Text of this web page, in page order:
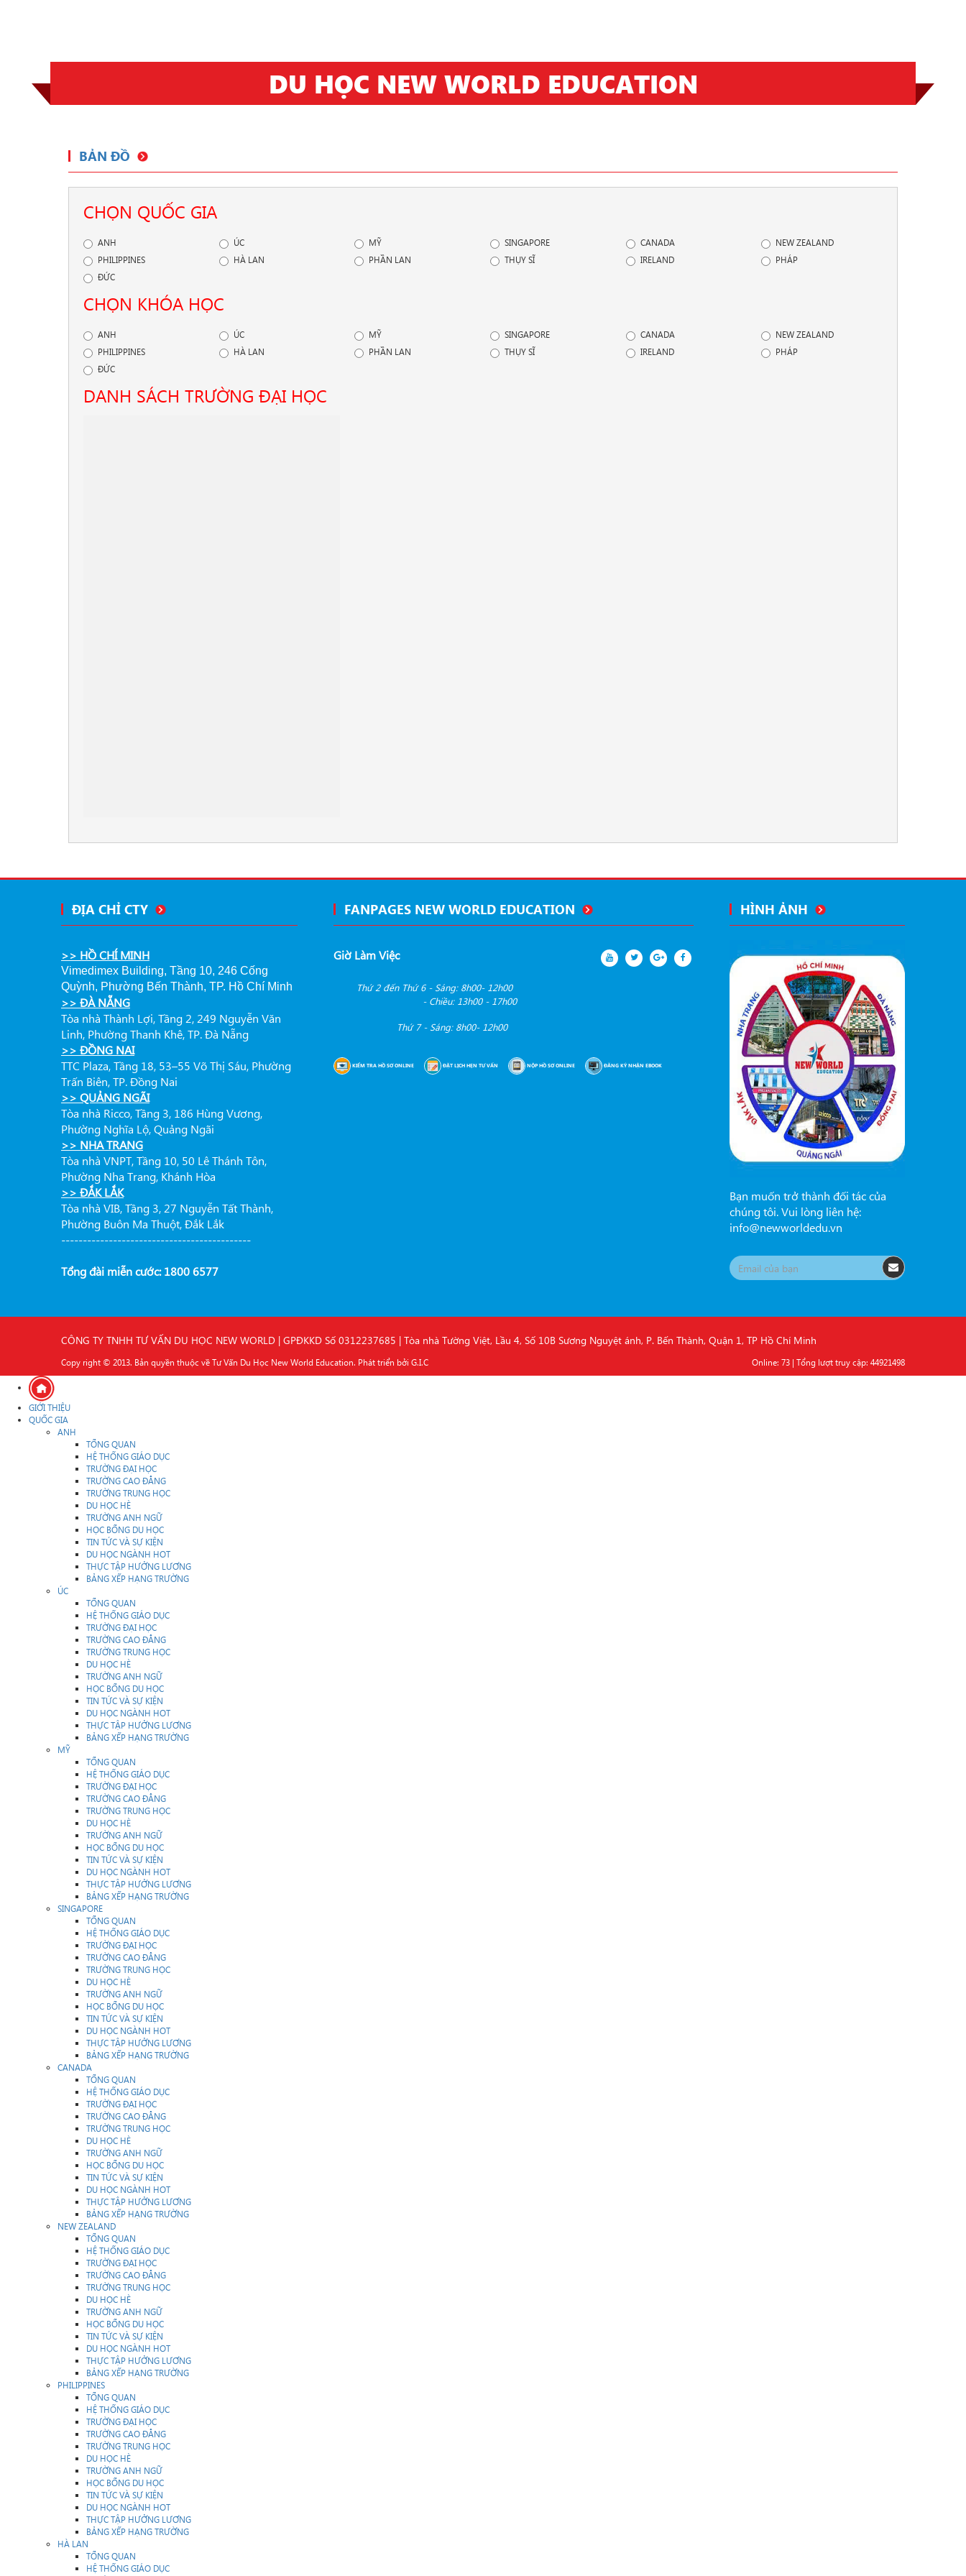
Next
DU HỌC NEW WORLD EDUCATION
BẢN ĐỒ
CHỌN QUỐC GIA
ANH ÚC MỸ SINGAPORE CANADA
NEW ZEALAND
PHILIPPINES
HÀ LAN PHẦN LAN THỤY SĨ IRELAND
PHÁP
ĐỨC
CHỌN KHÓA HỌC
ANH ÚC MỸ SINGAPORE CANADA
NEW ZEALAND
PHILIPPINES
HÀ LAN PHẦN LAN THỤY SĨ IRELAND
PHÁP
ĐỨC
DANH SÁCH TRƯỜNG ĐẠI HỌC
ĐỊA CHỈ CTY
>> HỒ CHÍ MINH
Vimedimex Building, Tầng 10, 246 Cống
Quỳnh, Phường Bến Thành, TP. Hồ Chí Minh
>> ĐÀ NẴNG
Tòa nhà Thành Lợi, Tầng 2, 249 Nguyễn Văn
Linh, Phường Thanh Khê, TP. Đà Nẵng
>> ĐỒNG NAI
TTC Plaza, Tầng 18, 53–55 Võ Thị Sáu, Phường
Trấn Biên, TP. Đồng Nai
>> QUẢNG NGÃI
Tòa nhà Ricco, Tầng 3, 186 Hùng Vương,
Phường Nghĩa Lộ, Quảng Ngãi
>> NHA TRANG
Tòa nhà VNPT, Tầng 10, 50 Lê Thánh Tôn,
Phường Nha Trang, Khánh Hòa
>> ĐẮK LẮK
Tòa nhà VIB, Tầng 3, 27 Nguyễn Tất Thành,
Phường Buôn Ma Thuột, Đắk Lắk
--------------------------------------------
Tổng đài miễn cước: 1800 6577
FANPAGES NEW WORLD EDUCATION
Giờ Làm Việc
Thứ 2 đến Thứ 6 - Sáng: 8h00- 12h00
- Chiều: 13h00 - 17h00
Thứ 7 - Sáng: 8h00- 12h00
KIỂM TRA HỒ SƠ ONLINE ĐẶT LỊCH HẸN TƯ VẤN NỘP HỒ SƠ ONLINE ĐĂNG KÝ NHẬN EBOOK
HÌNH ẢNH
Bạn muốn trở thành đối tác của
chúng tôi. Vui lòng liên hệ:
info@newworldedu.vn
CÔNG TY TNHH TƯ VẤN DU HỌC NEW WORLD | GPĐKKD Số 0312237685 | Tòa nhà Tường Việt, Lầu 4, Số 10B Sương Nguyệt ánh, P. Bến Thành, Quận 1, TP Hồ Chí Minh
Copy right © 2013. Bản quyền thuộc về Tư Vấn Du Học New World Education. Phát triển bởi G.I.C Online: 73 | Tổng lượt truy cập: 44921498
GIỚI THIỆU
QUỐC GIA
ANH
TỔNG QUAN
HỆ THỐNG GIÁO DỤC
TRƯỜNG ĐẠI HỌC
TRƯỜNG CAO ĐẲNG
TRƯỜNG TRUNG HỌC
DU HỌC HÈ
TRƯỜNG ANH NGỮ
HỌC BỔNG DU HỌC
TIN TỨC VÀ SỰ KIỆN
DU HỌC NGÀNH HOT
THỰC TẬP HƯỞNG LƯƠNG
BẢNG XẾP HẠNG TRƯỜNG
ÚC
TỔNG QUAN
HỆ THỐNG GIÁO DỤC
TRƯỜNG ĐẠI HỌC
TRƯỜNG CAO ĐẲNG
TRƯỜNG TRUNG HỌC
DU HỌC HÈ
TRƯỜNG ANH NGỮ
HỌC BỔNG DU HỌC
TIN TỨC VÀ SỰ KIỆN
DU HỌC NGÀNH HOT
THỰC TẬP HƯỞNG LƯƠNG
BẢNG XẾP HẠNG TRƯỜNG
MỸ
TỔNG QUAN
HỆ THỐNG GIÁO DỤC
TRƯỜNG ĐẠI HỌC
TRƯỜNG CAO ĐẲNG
TRƯỜNG TRUNG HỌC
DU HỌC HÈ
TRƯỜNG ANH NGỮ
HỌC BỔNG DU HỌC
TIN TỨC VÀ SỰ KIỆN
DU HỌC NGÀNH HOT
THỰC TẬP HƯỞNG LƯƠNG
BẢNG XẾP HẠNG TRƯỜNG
SINGAPORE
TỔNG QUAN
HỆ THỐNG GIÁO DỤC
TRƯỜNG ĐẠI HỌC
TRƯỜNG CAO ĐẲNG
TRƯỜNG TRUNG HỌC
DU HỌC HÈ
TRƯỜNG ANH NGỮ
HỌC BỔNG DU HỌC
TIN TỨC VÀ SỰ KIỆN
DU HỌC NGÀNH HOT
THỰC TẬP HƯỞNG LƯƠNG
BẢNG XẾP HẠNG TRƯỜNG
CANADA
TỔNG QUAN
HỆ THỐNG GIÁO DỤC
TRƯỜNG ĐẠI HỌC
TRƯỜNG CAO ĐẲNG
TRƯỜNG TRUNG HỌC
DU HỌC HÈ
TRƯỜNG ANH NGỮ
HỌC BỔNG DU HỌC
TIN TỨC VÀ SỰ KIỆN
DU HỌC NGÀNH HOT
THỰC TẬP HƯỞNG LƯƠNG
BẢNG XẾP HẠNG TRƯỜNG
NEW ZEALAND
TỔNG QUAN
HỆ THỐNG GIÁO DỤC
TRƯỜNG ĐẠI HỌC
TRƯỜNG CAO ĐẲNG
TRƯỜNG TRUNG HỌC
DU HỌC HÈ
TRƯỜNG ANH NGỮ
HỌC BỔNG DU HỌC
TIN TỨC VÀ SỰ KIỆN
DU HỌC NGÀNH HOT
THỰC TẬP HƯỞNG LƯƠNG
BẢNG XẾP HẠNG TRƯỜNG
PHILIPPINES
TỔNG QUAN
HỆ THỐNG GIÁO DỤC
TRƯỜNG ĐẠI HỌC
TRƯỜNG CAO ĐẲNG
TRƯỜNG TRUNG HỌC
DU HỌC HÈ
TRƯỜNG ANH NGỮ
HỌC BỔNG DU HỌC
TIN TỨC VÀ SỰ KIỆN
DU HỌC NGÀNH HOT
THỰC TẬP HƯỞNG LƯƠNG
BẢNG XẾP HẠNG TRƯỜNG
HÀ LAN
TỔNG QUAN
HỆ THỐNG GIÁO DỤC